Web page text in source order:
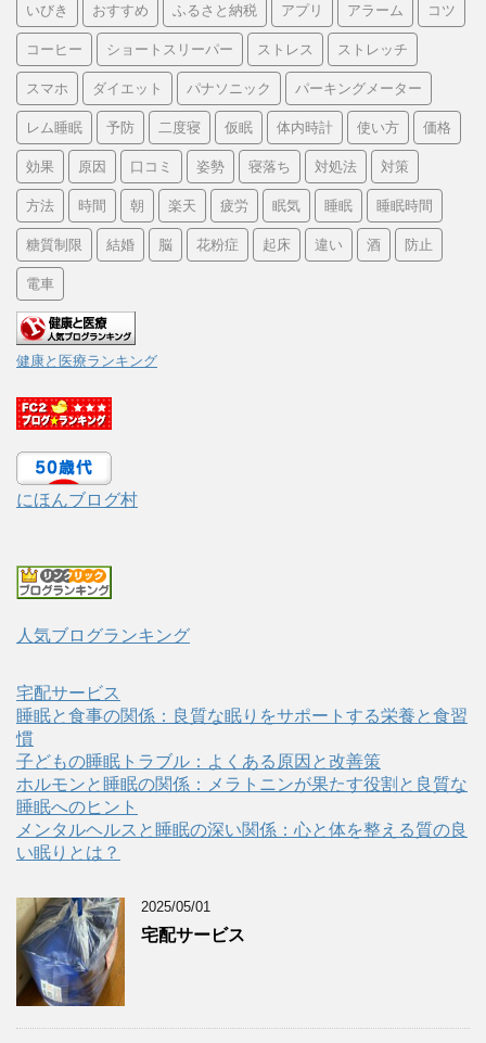
いびき おすすめ ふるさと納税 アプリ アラーム コツ
コーヒー ショートスリーパー ストレス ストレッチ
スマホ ダイエット パナソニック パーキングメーター
レム睡眠 予防 二度寝 仮眠 体内時計 使い方 価格
効果 原因 口コミ 姿勢 寝落ち 対処法 対策
方法 時間 朝 楽天 疲労 眠気 睡眠 睡眠時間
糖質制限 結婚 脳 花粉症 起床 違い 酒 防止
電車
健康と医療ランキング
にほんブログ村
人気ブログランキング
宅配サービス
睡眠と食事の関係：良質な眠りをサポートする栄養と食習
慣
子どもの睡眠トラブル：よくある原因と改善策
ホルモンと睡眠の関係：メラトニンが果たす役割と良質な
睡眠へのヒント
メンタルヘルスと睡眠の深い関係：心と体を整える質の良
い眠りとは？
2025/05/01
宅配サービス